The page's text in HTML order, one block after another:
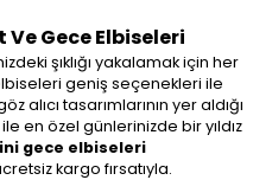
Ve Gece Elbiseleri
şıklığı yakalamak için her
geniş seçenekleri ile
alıcı tasarımlarının yer aldığı
en özel günlerinizde bir yıldız
gece elbiseleri
kargo fırsatıyla.